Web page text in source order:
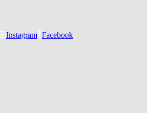
Instagram Facebook